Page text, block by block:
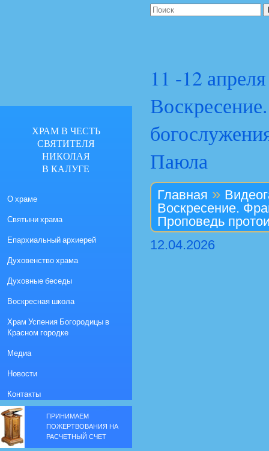
11 -12
Паюла
Главная »
Воскресение.
Проповедь
12.04.2026
ХРАМ В ЧЕСТЬ
СВЯТИТЕЛЯ
НИКОЛАЯ
В КАЛУГЕ
О храме
Святыни храма
Епархиальный архиерей
Духовенство храма
Духовные беседы
Воскресная школа
Храм Успения Богородицы в
Красном городке
Медиа
Новости
Контакты
ПРИНИМАЕМ
ПОЖЕРТВОВАНИЯ НА
РАСЧЕТНЫЙ СЧЕТ